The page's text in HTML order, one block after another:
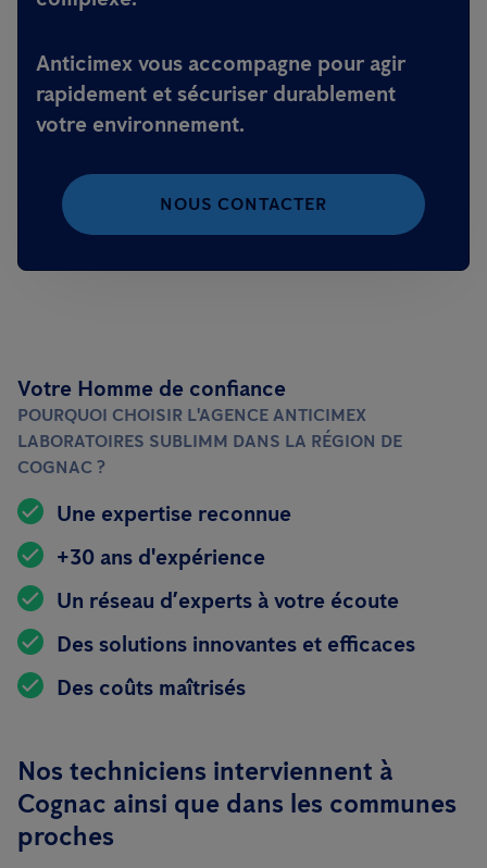
Anticimex vous accompagne pour agir
rapidement et sécuriser durablement
votre environnement.
NOUS CONTACTER
Votre Homme de confiance
POURQUOI CHOISIR L'AGENCE ANTICIMEX
LABORATOIRES SUBLIMM DANS LA RÉGION DE
COGNAC ?
Une expertise reconnue
+30 ans d'expérience
Un réseau d’experts à votre écoute
Des solutions innovantes et efficaces
Des coûts maîtrisés
Nos techniciens interviennent à
Cognac ainsi que dans les communes
proches